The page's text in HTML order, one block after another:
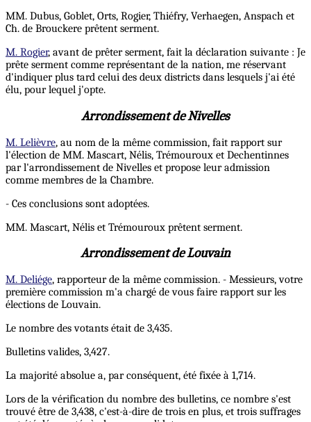
MM. Dubus, Goblet, Orts, Rogier, Thiéfry, Verhaegen, Anspach et
Ch. de Brouckere prêtent serment.
M. Rogier, avant de prêter serment, fait la déclaration suivante : Je
prête serment comme représentant de la nation, me réservant
d'indiquer plus tard celui des deux districts dans lesquels j'ai été
élu, pour lequel j'opte.
Arrondissement de Nivelles
M. Lelièvre, au nom de la même commission, fait rapport sur
l'élection de MM. Mascart, Nélis, Trémouroux et Dechentinnes
par l'arrondissement de Nivelles et propose leur admission
comme membres de la Chambre.
- Ces conclusions sont adoptées.
MM. Mascart, Nélis et Trémouroux prêtent serment.
Arrondissement de Louvain
M. Deliége, rapporteur de la même commission. - Messieurs, votre
première commission m'a chargé de vous faire rapport sur les
élections de Louvain.
Le nombre des votants était de 3,435.
Bulletins valides, 3,427.
La majorité absolue a, par conséquent, été fixée à 1,714.
Lors de la vérification du nombre des bulletins, ce nombre s'est
trouvé être de 3,438, c'est-à-dire de trois en plus, et trois suffrages